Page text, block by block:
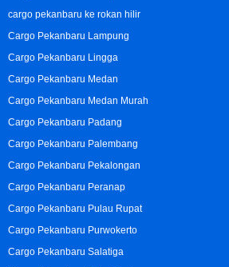
cargo pekanbaru ke rokan hilir
Cargo Pekanbaru Lampung
Cargo Pekanbaru Lingga
Cargo Pekanbaru Medan
Cargo Pekanbaru Medan Murah
Cargo Pekanbaru Padang
Cargo Pekanbaru Palembang
Cargo Pekanbaru Pekalongan
Cargo Pekanbaru Peranap
Cargo Pekanbaru Pulau Rupat
Cargo Pekanbaru Purwokerto
Cargo Pekanbaru Salatiga